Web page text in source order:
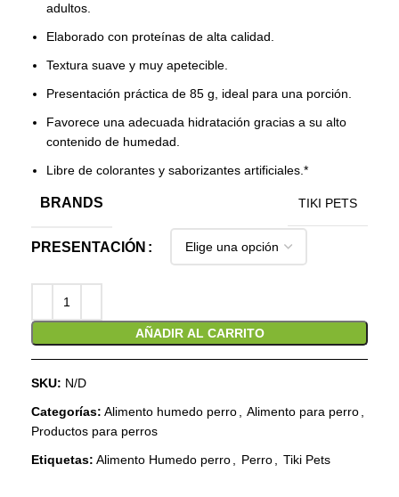
adultos.
Elaborado con proteínas de alta calidad.
Textura suave y muy apetecible.
Presentación práctica de 85 g, ideal para una porción.
Favorece una adecuada hidratación gracias a su alto
contenido de humedad.
Libre de colorantes y saborizantes artificiales.*
BRANDS TIKI PETS
PRESENTACIÓN
AÑADIR AL CARRITO
SKU: N/D
Categorías: Alimento humedo perro Alimento para perro
Productos para perros
Etiquetas: Alimento Humedo perro Perro Tiki Pets